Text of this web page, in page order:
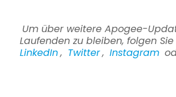
Um über weitere Apogee-
Laufenden zu bleiben, folgen
LinkedIn, Twitter, Instagram